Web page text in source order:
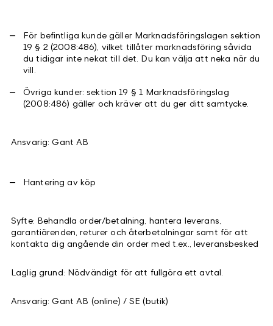
För befintliga kunde gäller Marknadsföringslagen sektion
19 § 2 (2008:486), vilket tillåter marknadsföring såvida
du tidigar inte nekat till det. Du kan välja att neka när du
vill.
Övriga kunder: sektion 19 § 1 Marknadsföringslag
(2008:486) gäller och kräver att du ger ditt samtycke.
Ansvarig: Gant AB
Hantering av köp
Syfte: Behandla order/betalning, hantera leverans,
garantiärenden, returer och återbetalningar samt för att
kontakta dig angående din order med t.ex., leveransbesked
Laglig grund: Nödvändigt för att fullgöra ett avtal.
Ansvarig: Gant AB (online) / SE (butik)